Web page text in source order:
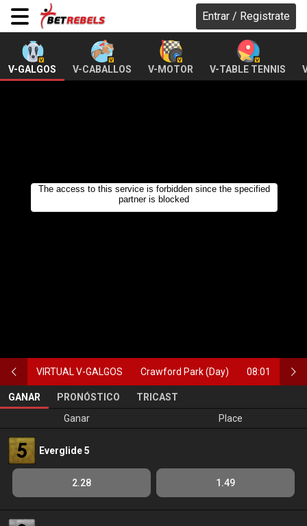
Entrar / Registrate
V-GALGOS V-CABALLOS V-MOTOR V-TABLE TENNIS
VIRTUAL V-GALGOS Crawford Park (Day) 08:01
GANAR PRONÓSTICO
TRICAST
Ganar
Place
Everglide 5
2.28 1.49